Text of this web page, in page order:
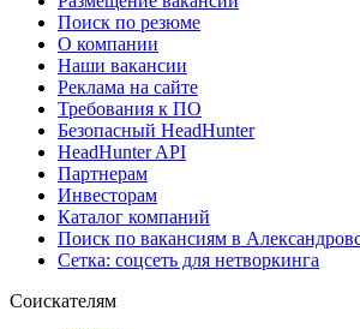
Поиск по резюме
О компании
Наши вакансии
Реклама на сайте
Требования к ПО
Безопасный HeadHunter
HeadHunter API
Партнерам
Инвесторам
Каталог компаний
Поиск по вакансиям в
Сетка: соцсеть для нетворкинга
Соискателям